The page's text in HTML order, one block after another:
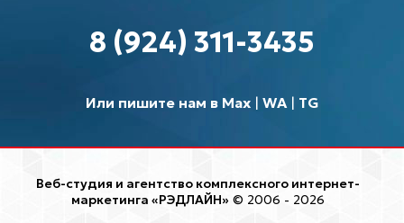
8 (924) 311-3435
Или пишите нам в Max| WA| TG
Веб-студия и агентство комплексного интернет-
маркетинга «РЭДЛАЙН» © 2006 - 2026